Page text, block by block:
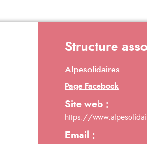
Structure
Alpesolidaires
Page Facebook
Site web :
https://
Email :